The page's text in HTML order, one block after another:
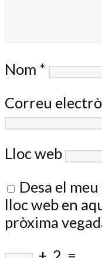
Nom *
Correu
Lloc web
Desa el
lloc web en
pròxima